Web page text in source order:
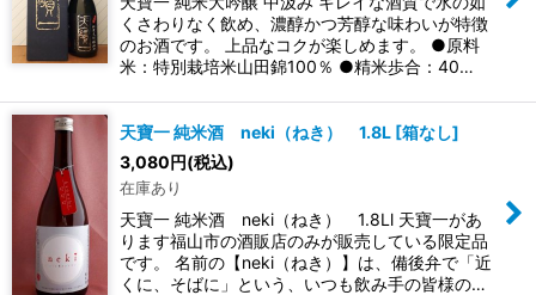
くさわりなく飲め、濃醇かつ芳醇な味わいが特徴
のお酒です。 上品なコクが楽しめます。 ●原料
米：特別栽培米山田錦100％ ●精米歩合：40…
天寶一 純米酒 neki（ねき） 1.8L [箱なし]
3,080円(税込)
在庫あり
天寶一 純米酒 neki（ねき） 1.8Ll 天寶一があ
ります福山市の酒販店のみが販売している限定品
です。 名前の【neki（ねき）】は、備後弁で「近
くに、そばに」という、いつも飲み手の皆様の…